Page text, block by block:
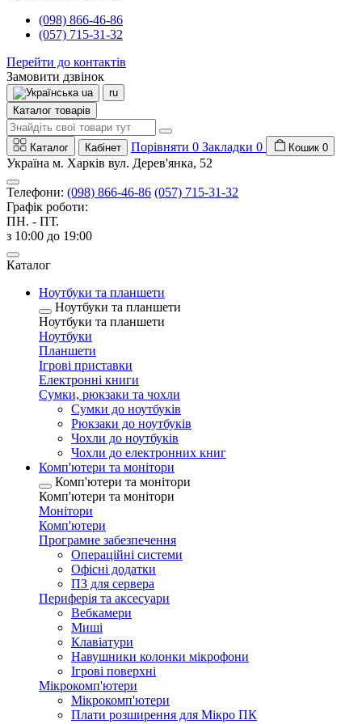
(098) 866-46-86
(057) 715-31-32
Перейти до контактів
Замовити дзвінок
ua
ru
Каталог товарів
Каталог Кабінет Порівняти 0 Закладки 0 Кошик 0
Україна м. Харків вул. Дерев'янка, 52
Телефони: (098) 866-46-86 (057) 715-31-32
Графік роботи:
ПН. - ПТ.
з 10:00 до 19:00
Каталог
Ноутбуки та планшети
Ноутбуки та планшети
Ноутбуки та планшети
Ноутбуки
Планшети
Ігрові приставки
Електронні книги
Сумки, рюкзаки та чохли
Сумки до ноутбуків
Рюкзаки до ноутбуків
Чохли до ноутбуків
Чохли до електронних книг
Комп'ютери та монітори
Комп'ютери та монітори
Комп'ютери та монітори
Монітори
Комп'ютери
Програмне забезпечення
Операційні системи
Офісні додатки
ПЗ для сервера
Периферія та аксесуари
Вебкамери
Миші
Клавіатури
Навушники колонки мікрофони
Ігрові поверхні
Мікрокомп'ютери
Мікрокомп'ютери
Плати розширення для Мікро ПК